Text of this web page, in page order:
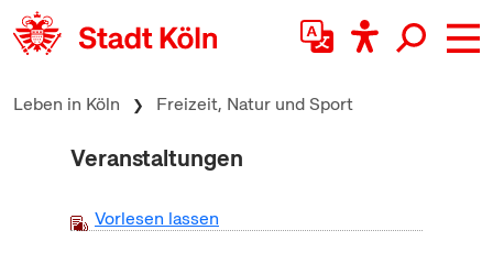
zum Inhalt springen
Leben in Köln Freizeit, Natur und Sport
Veranstaltungen
Vorlesen lassen